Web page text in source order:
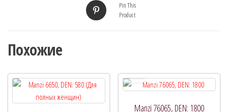
Pin This
Product
Похожие
Manzi 76065, DEN: 1800